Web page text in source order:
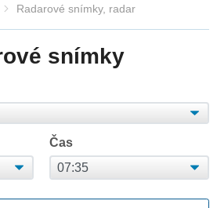
Radarové snímky, radar
snímky
Čas